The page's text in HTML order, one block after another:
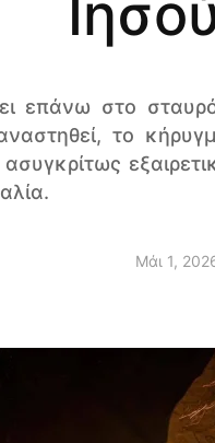
επάνω στο
το
Μάι 1,